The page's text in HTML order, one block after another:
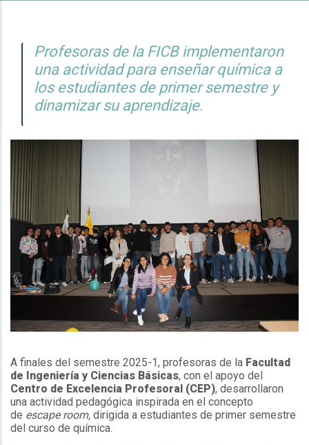
Profesoras de la FICB implementaron
una actividad para enseñar química a
los estudiantes de primer semestre y
dinamizar su aprendizaje.
A finales del semestre 2025-1, profesoras de la Facultad
de Ingeniería y Ciencias Básicas, con el apoyo del
Centro de Excelencia Profesoral (CEP), desarrollaron
una actividad pedagógica inspirada en el concepto
de escape room, dirigida a estudiantes de primer semestre
del curso de química.